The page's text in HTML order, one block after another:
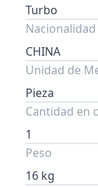
Turbo
Nacionalidad
CHINA
Unidad de
Pieza
Cantidad en
1
Peso
16 kg